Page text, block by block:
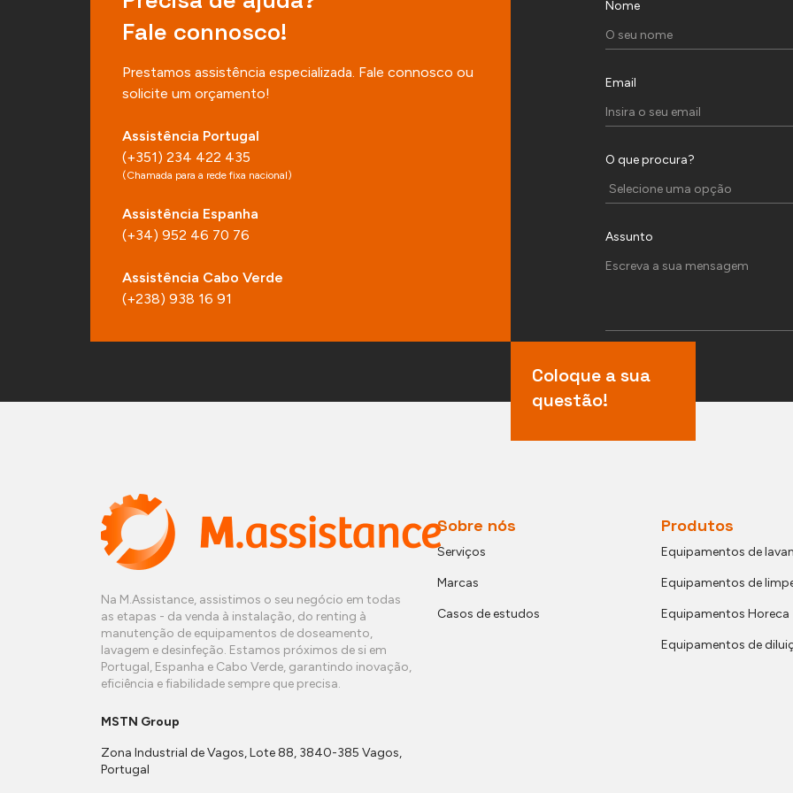
Fale connosco!
Prestamos assistência especializada. Fale connosco ou
solicite um orçamento!
Assistência Portugal
(+351) 234 422 435
(Chamada para a rede fixa nacional)
Assistência Espanha
(+34) 952 46 70 76
Assistência Cabo Verde
(+238) 938 16 91
Nome
Email
O que procura?
Assunto
Coloque a sua
questão!
Na M.Assistance, assistimos o seu negócio em todas
as etapas - da venda à instalação, do renting à
manutenção de equipamentos de doseamento,
lavagem e desinfeção. Estamos próximos de si em
Portugal, Espanha e Cabo Verde, garantindo inovação,
eficiência e fiabilidade sempre que precisa.
MSTN Group
Zona Industrial de Vagos, Lote 88, 3840-385 Vagos,
Portugal
Sobre nós
Serviços
Marcas
Casos de estudos
Produtos
Equipamentos de
Equipamentos de
Equipamentos Horeca
Equipamentos de